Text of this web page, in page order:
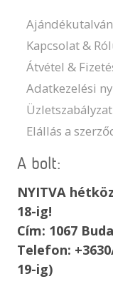
Kapcsolat &
Átvétel &
Adatkezelési
Üzletszabályzat
Elállás a
A bolt:
NYITVA
18-ig!
Cím: 1067
Telefon:
19-ig)